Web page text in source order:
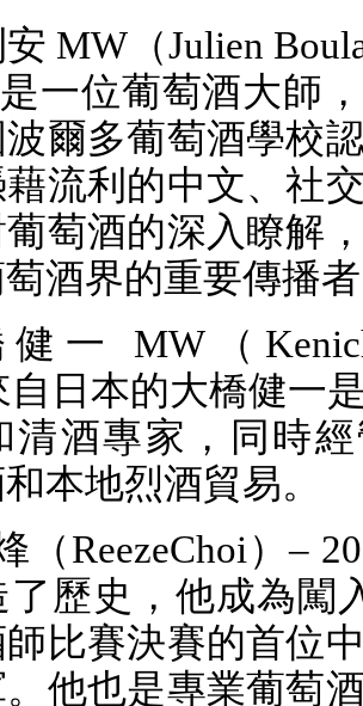
安 MW （Julien
一位葡萄酒大師
爾多葡萄酒學校
流利的中文、社
萄酒的深入瞭解
酒界的重要傳播
健一
MW （
自日本的大橋健一
清酒專家，同時
本地烈酒貿易。
（ReezeChoi ）–
了歷史，他成為闖
比賽決賽的首位
他也是專業葡萄